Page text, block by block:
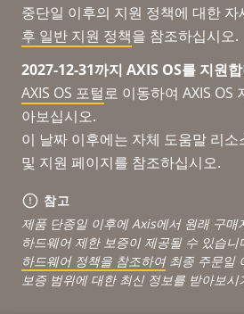
중단일 이후의 지원 정책에 대한 자
후 일반 지원 정책을 참조하십시오.
2027-12-31까지 AXIS OS를 지원
AXIS OS 포털로 이동하여 AXIS OS
아보십시오.
이 날짜 이후에는 자체 도움말 리
및 지원 페이지를 참조하십시오.
참고
제품 단종일 이후에 Axis에서 원래 구매
하드웨어 제한 보증이 제공될 수 있습니
하드웨어 정책을 참조하여최종 주문일
보증 범위에 대한 최신 정보를 받아보시